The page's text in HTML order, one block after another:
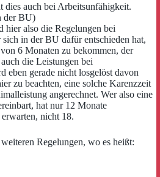
dies auch bei Arbeitsunfähigkeit.
der BU)
hier also die Regelungen bei
in der BU dafür entschieden hat,
6 Monaten zu bekommen, der
die Leistungen bei
eben gerade nicht losgelöst davon
zu beachten, eine solche Karenzzeit
angerechnet. Wer also eine
hat nur 12 Monate
nicht 18.
Regelungen, wo es heißt: